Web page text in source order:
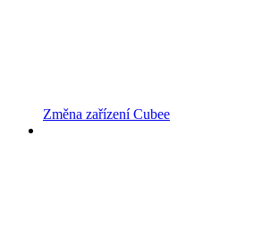
Změna zařízení Cubee